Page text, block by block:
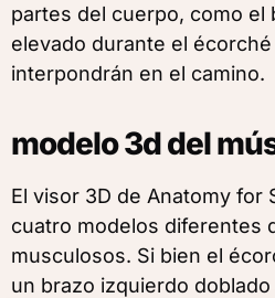
partes del cuerpo, como el
elevado durante el
interpondrán en el camino.
modelo 3d del
El visor 3D de Anatomy for
cuatro modelos diferentes
musculosos. Si bien el
un brazo izquierdo